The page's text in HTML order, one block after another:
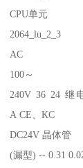
CPU单元
2064_lu_2_3
AC
100～
240V 36 24 继
A CE、KC
DC24V 晶体管
(漏型) -- 0.31